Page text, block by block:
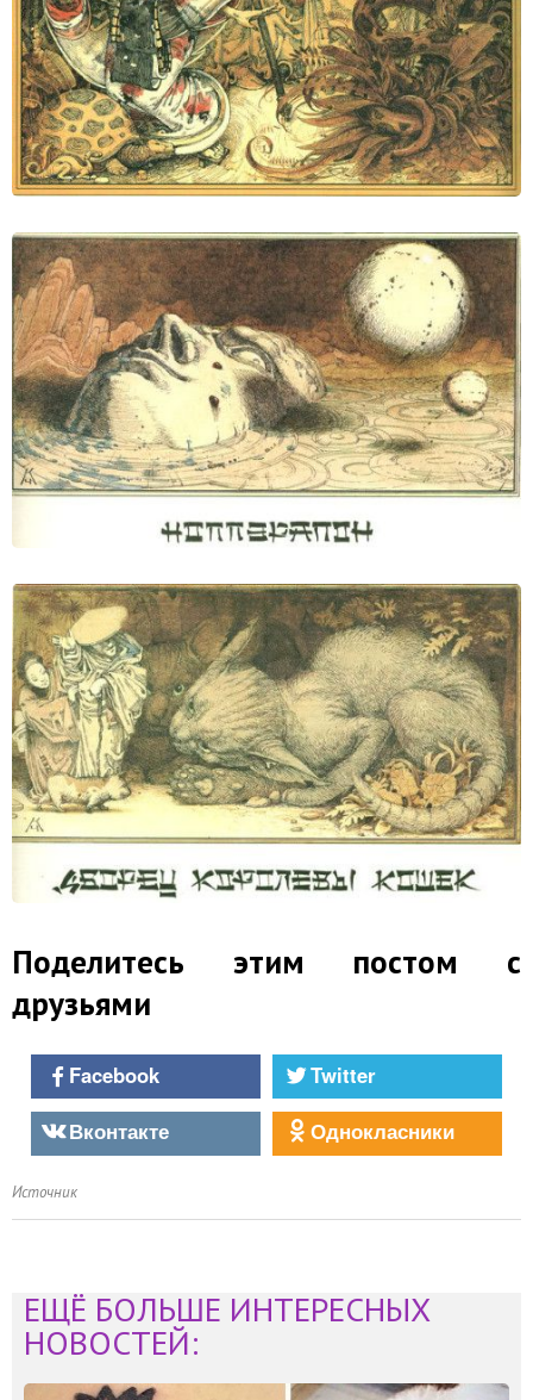
Поделитесь этим постом с
друзьями
Facebook
Twitter
Вконтакте
Однокласники
Источник
ЕЩЁ БОЛЬШЕ ИНТЕРЕСНЫХ
НОВОСТЕЙ: